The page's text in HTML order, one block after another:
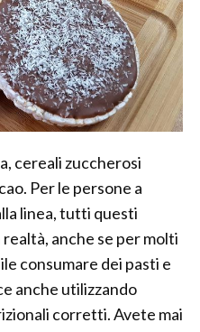
cereali zuccherosi
Per le persone a
linea, tutti questi
anche se per molti
consumare dei pasti e
anche utilizzando
corretti. Avete mai